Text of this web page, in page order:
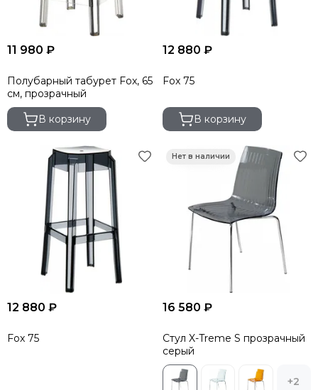
11 980 ₽
Полубарный табурет Fox, 65
см, прозрачный
В корзину
12 880 ₽
Fox 75
В корзину
12 880 ₽
Fox 75
16 580 ₽
Стул X-Treme S прозрачный
серый
+2